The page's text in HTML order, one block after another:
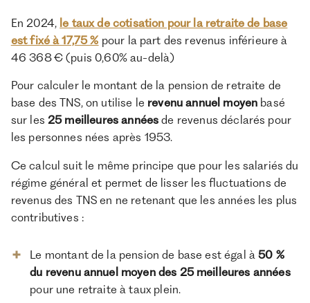
En 2024, le taux de cotisation pour la retraite de base
est fixé à 17,75 % pour la part des revenus inférieure à
46 368 € (puis 0,60% au-delà)
Pour calculer le montant de la pension de retraite de
base des TNS, on utilise le revenu annuel moyen basé
sur les 25 meilleures années de revenus déclarés pour
les personnes nées après 1953.
Ce calcul suit le même principe que pour les salariés du
régime général et permet de lisser les fluctuations de
revenus des TNS en ne retenant que les années les plus
contributives :
Le montant de la pension de base est égal à50 %
du revenu annuel moyen des 25 meilleures années
pour une retraite à taux plein.